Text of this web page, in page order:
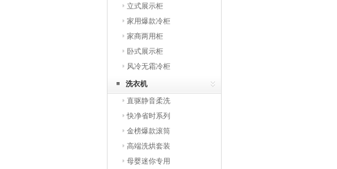
立式展示柜
家用爆款冷柜
家商两用柜
卧式展示柜
风冷无霜冷柜
洗衣机
直驱静音柔洗
快净省时系列
金榜爆款滚筒
高端洗烘套装
母婴迷你专用